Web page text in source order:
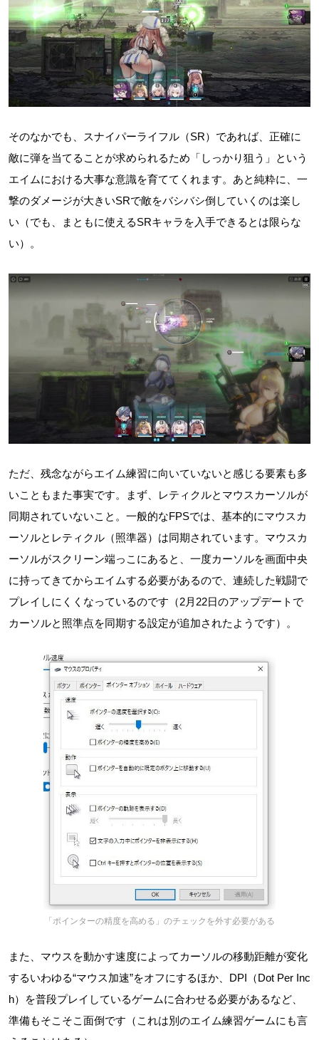
そのなかでも、スナイパーライフル（SR）であれば、正確に
敵に弾を当てることが求められるため「しっかり狙う」という
エイムにおける大事な意識を育ててくれます。あと純粋に、一
撃のダメージが大きいSRで敵をバシバシ倒していくのは楽し
い（でも、まともに使えるSRキャラを入手できるとは限らな
い）。
ただ、残念ながらエイム練習に向いていないと感じる要素も多
いこともまた事実です。まず、レティクルとマウスカーソルが
同期されていないこと。一般的なFPSでは、基本的にマウスカ
ーソルとレティクル（照準器）は同期されています。マウスカ
ーソルがスクリーン端っこにあると、一度カーソルを画面中央
に持ってきてからエイムする必要があるので、連続した戦闘で
プレイしにくくなっているのです（2月22日のアップデートで
カーソルと照準点を同期する設定が追加されたようです）。
「ポインターの精度を高める」のチェックを外す必要がある
また、マウスを動かす速度によってカーソルの移動距離が変化
するいわゆる“マウス加速”をオフにするほか、DPI（Dot Per Inc
h）を普段プレイしているゲームに合わせる必要があるなど、
準備もそこそこ面倒です（これは別のエイム練習ゲームにも言